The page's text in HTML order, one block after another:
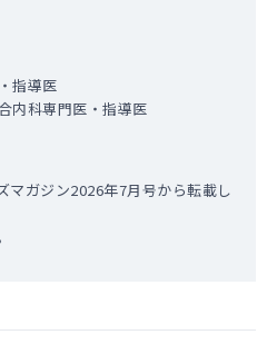
指導医
内科専門医・指導医
ガジン2026年7月号から転載し